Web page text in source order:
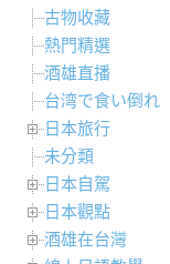
古物收藏
熱門精選
酒雄直播
台湾で食い倒れ
日本旅行
未分類
日本自駕
日本觀點
酒雄在台灣